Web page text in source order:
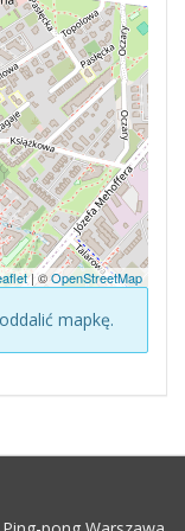
| ©OpenStreetMap
mapkę.